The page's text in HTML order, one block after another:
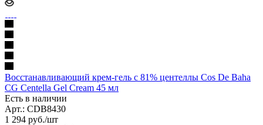
Восстанавливающий крем-гель с 81% центеллы Cos De Baha
СG Centella Gel Cream 45 мл
Есть в наличии
Арт.: CDB8430
1 294 руб./шт